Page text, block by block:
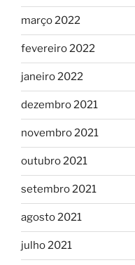
março 2022
fevereiro 2022
janeiro 2022
dezembro 2021
novembro 2021
outubro 2021
setembro 2021
agosto 2021
julho 2021